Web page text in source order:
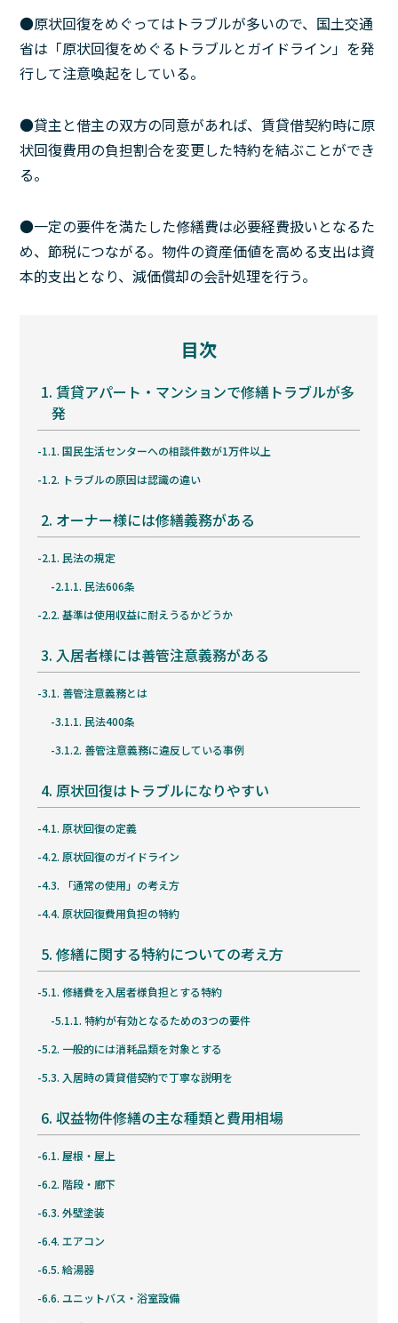
●原状回復をめぐってはトラブルが多いので、国土交通
省は「原状回復をめぐるトラブルとガイドライン」を発
行して注意喚起をしている。
●貸主と借主の双方の同意があれば、賃貸借契約時に原
状回復費用の負担割合を変更した特約を結ぶことができ
る。
●一定の要件を満たした修繕費は必要経費扱いとなるた
め、節税につながる。物件の資産価値を高める支出は資
本的支出となり、減価償却の会計処理を行う。
目次
1. 賃貸アパート・マンションで修繕トラブルが多
発
1.1. 国民生活センターへの相談件数が1万件以上
1.2. トラブルの原因は認識の違い
2. オーナー様には修繕義務がある
2.1. 民法の規定
2.1.1. 民法606条
2.2. 基準は使用収益に耐えうるかどうか
3. 入居者様には善管注意義務がある
3.1. 善管注意義務とは
3.1.1. 民法400条
3.1.2. 善管注意義務に違反している事例
4. 原状回復はトラブルになりやすい
4.1. 原状回復の定義
4.2. 原状回復のガイドライン
4.3. 「通常の使用」の考え方
4.4. 原状回復費用負担の特約
5. 修繕に関する特約についての考え方
5.1. 修繕費を入居者様負担とする特約
5.1.1. 特約が有効となるための3つの要件
5.2. 一般的には消耗品類を対象とする
5.3. 入居時の賃貸借契約で丁寧な説明を
6. 収益物件修繕の主な種類と費用相場
6.1. 屋根・屋上
6.2. 階段・廊下
6.3. 外壁塗装
6.4. エアコン
6.5. 給湯器
6.6. ユニットバス・浴室設備